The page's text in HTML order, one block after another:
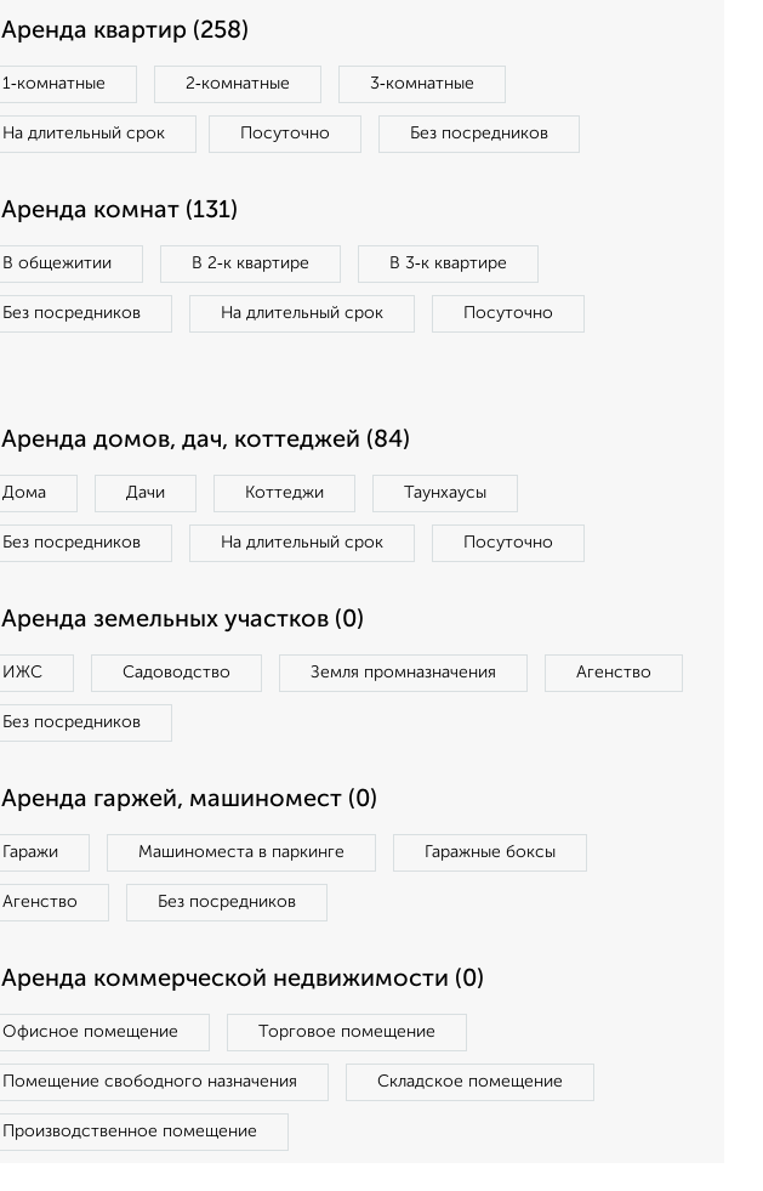
Аренда квартир (258)
1‑комнатные 2‑комнатные 3‑комнатные
На длительный срок Посуточно Без посредников
Аренда комнат (131)
В общежитии В 2‑к квартире В 3‑к квартире
Без посредников На длительный срок Посуточно
Аренда домов, дач, коттеджей (84)
Дома Дачи Коттеджи Таунхаусы
Без посредников На длительный срок Посуточно
Аренда земельных участков (0)
ИЖС Садоводство Земля промназначения Агенство
Без посредников
Аренда гаржей, машиномест (0)
Гаражи Машиноместа в паркинге Гаражные боксы
Агенство Без посредников
Аренда коммерческой недвижимости (0)
Офисное помещение Торговое помещение
Помещение свободного назначения Складское помещение
Производственное помещение